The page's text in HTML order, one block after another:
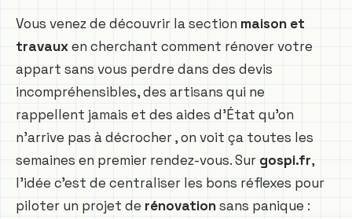
Vous venez de découvrir la section maison et
travauxen cherchant comment rénover votre
appart sans vous perdre dans des devis
incompréhensibles, des artisans qui ne
rappellent jamais et des aides d’État qu’on
n’arrive pas à décrocher , on voit ça toutes les
semaines en premier rendez-vous. Sur gospi.fr,
l’idée c’est de centraliser les bons réflexes pour
piloter un projet de rénovationsans panique :